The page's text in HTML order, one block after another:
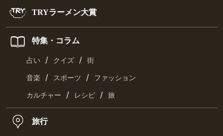
TRYラーメン大賞
特集・コラム
占い / クイズ / 街
音楽 / スポーツ / ファッション
カルチャー / レシピ / 旅
旅行